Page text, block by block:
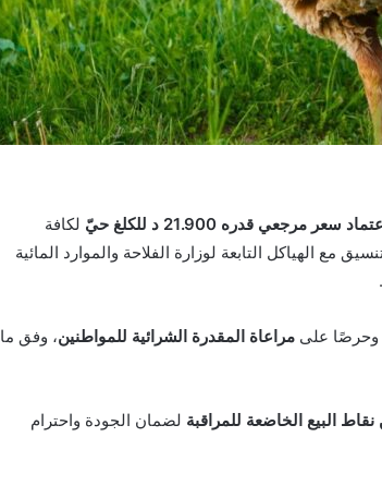
سعر مرجعي قدره 21.900 د للكلغ حيّ
لكافة
مع الهياكل التابعة لوزارة الفلاحة والموارد المائية
.
وحرصًا على مراعاة المقدرة الشرائية للمواطنين، وفق ما
البيع الخاضعة للمراقبة لضمان الجودة واحترام